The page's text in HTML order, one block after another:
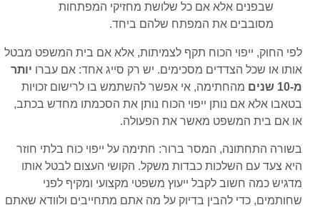
שבפנים אלא אם כל שלושת מחזיקי המפתחות
מסובבים את המפתח שלהם ביחד.
לפי החוק, ייפוי הכוח תקף לצמיתות, אלא אם בית המשפט מבטל
אותו או שכל הצדדים מסכימים. יש רק סייג אחד: אם עברו יותר
מ-10 שנים
מהחתימה, אי אפשר להשתמש בו לרישום זכויות
בטאבו אלא אם נותן ייפוי הכוח נותן את הסכמתו מחדש בכתב,
או אם בית המשפט מאשר את הפעולה.
בשורה התחתונה, המסר ברור: חתימה על ייפוי כוח בלתי חוזר
היא צעד עם השלכות כבדות משקל. הקושי העצום לבטל אותו
מדגיש כמה חשוב לקבל ייעוץ משפטי מקצועי ומקיף לפני
שחותמים, כדי להבין בדיוק על מה אתם מתחייבים ולוודא שאתם